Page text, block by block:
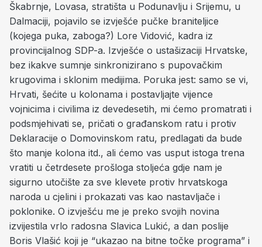
Škabrnje, Lovasa, stratišta u Podunavlju i Srijemu, u
Dalmaciji, pojavilo se izvješće pučke braniteljice
(kojega puka, zaboga?) Lore Vidović, kadra iz
provincijalnog SDP-a. Izvješće o ustašizaciji Hrvatske,
bez ikakve sumnje sinkronizirano s pupovačkim
krugovima i sklonim medijima. Poruka jest: samo se vi,
Hrvati, šećite u kolonama i postavljajte vijence
vojnicima i civilima iz devedesetih, mi ćemo promatrati i
podsmjehivati se, pričati o građanskom ratu i protiv
Deklaracije o Domovinskom ratu, predlagati da bude
što manje kolona itd., ali ćemo vas usput istoga trena
vratiti u četrdesete prošloga stoljeća gdje nam je
sigurno utočište za sve klevete protiv hrvatskoga
naroda u cjelini i prokazati vas kao nastavljače i
poklonike. O izvješću me je preko svojih novina
izvijestila vrlo radosna Slavica Lukić, a dan poslije
Boris Vlašić koji je “ukazao na bitne točke programa” i